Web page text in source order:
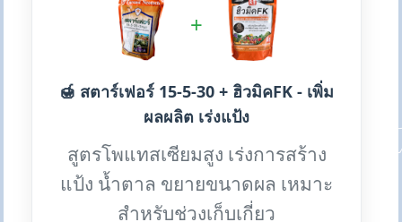
+
🍯 สตาร์เฟอร์ 15-5-30 + ฮิวมิคFK - เพิ่ม
ผลผลิต เร่งแป้ง
สูตรโพแทสเซียมสูง เร่งการสร้าง
แป้ง น้ำตาล ขยายขนาดผล เหมาะ
สำหรับช่วงเก็บเกี่ยว